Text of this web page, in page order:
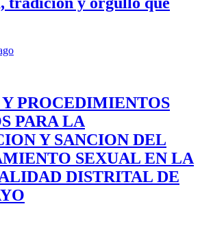
PROCEDIMIENTOS
PARA LA
Y SANCION DEL
SEXUAL EN LA
DISTRITAL DE